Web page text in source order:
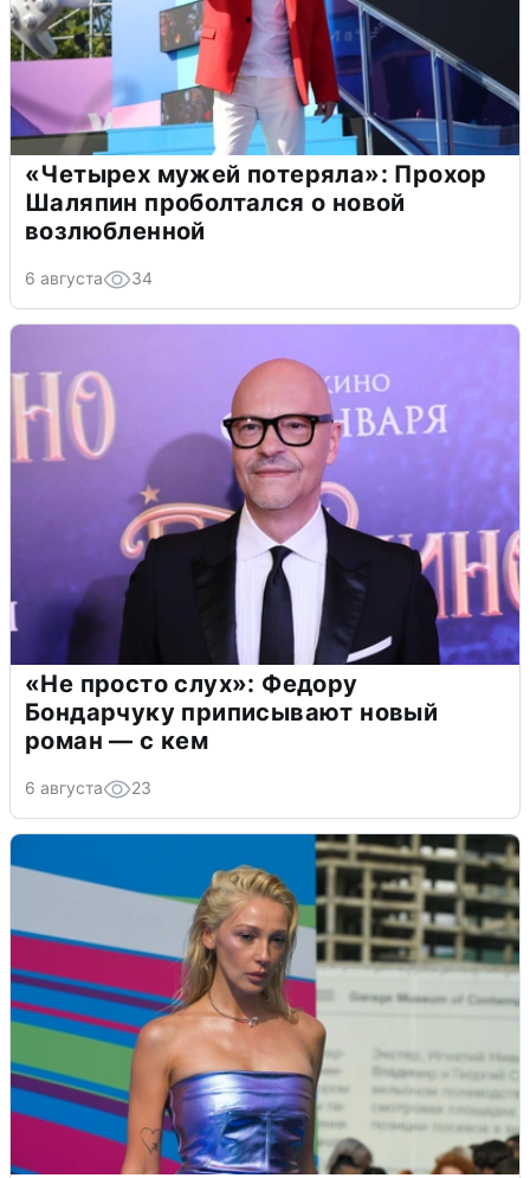
«Четырех мужей потеряла»: Прохор
Шаляпин проболтался о новой
возлюбленной
6 августа 34
«Не просто слух»: Федору
Бондарчуку приписывают новый
роман — с кем
6 августа 23